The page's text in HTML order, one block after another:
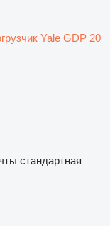
Yale GDP 20
стандартная